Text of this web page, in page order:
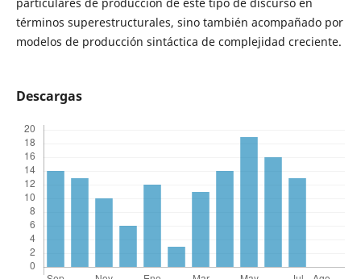
particulares de producción de este tipo de discurso en
términos superestructurales, sino también acompañado por
modelos de producción sintáctica de complejidad creciente.
Descargas